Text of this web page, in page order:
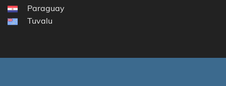
Paraguay
Tuvalu